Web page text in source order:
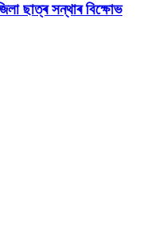
ছাত্ৰ সন্থাৰ বিক্ষোভ